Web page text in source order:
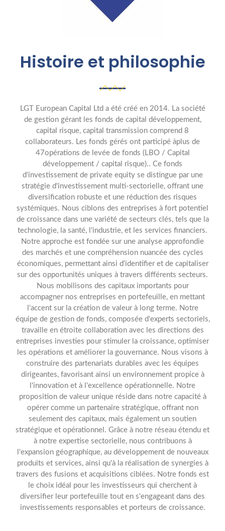
Histoire et philosophie
LGT European Capital Ltd a été créé en 2014. La société
de gestion gérant les fonds de capital développement,
capital risque, capital transmission comprend 8
collaborateurs. Les fonds gérés ont participé àplus de
47opérations de levée de fonds (LBO / Capital
développement / capital risque).. Ce fonds
d'investissement de private equity se distingue par une
stratégie d'investissement multi-sectorielle, offrant une
diversification robuste et une réduction des risques
systémiques. Nous ciblons des entreprises à fort potentiel
de croissance dans une variété de secteurs clés, tels que la
technologie, la santé, l'industrie, et les services financiers.
Notre approche est fondée sur une analyse approfondie
des marchés et une compréhension nuancée des cycles
économiques, permettant ainsi d'identifier et de capitaliser
sur des opportunités uniques à travers différents secteurs.
Nous mobilisons des capitaux importants pour
accompagner nos entreprises en portefeuille, en mettant
l'accent sur la création de valeur à long terme. Notre
équipe de gestion de fonds, composée d'experts sectoriels,
travaille en étroite collaboration avec les directions des
entreprises investies pour stimuler la croissance, optimiser
les opérations et améliorer la gouvernance. Nous visons à
construire des partenariats durables avec les équipes
dirigeantes, favorisant ainsi un environnement propice à
l'innovation et à l'excellence opérationnelle. Notre
proposition de valeur unique réside dans notre capacité à
opérer comme un partenaire stratégique, offrant non
seulement des capitaux, mais également un soutien
stratégique et opérationnel. Grâce à notre réseau étendu et
à notre expertise sectorielle, nous contribuons à
l'expansion géographique, au développement de nouveaux
produits et services, ainsi qu'à la réalisation de synergies à
travers des fusions et acquisitions ciblées. Notre fonds est
le choix idéal pour les investisseurs qui cherchent à
diversifier leur portefeuille tout en s'engageant dans des
investissements responsables et porteurs de croissance.